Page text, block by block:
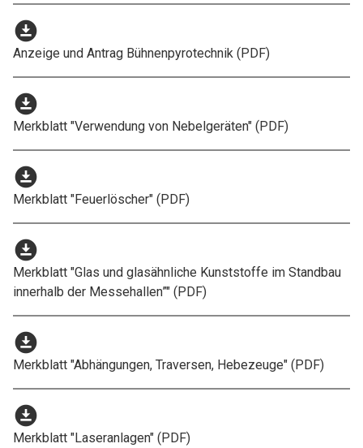
download_for_offline
Anzeige und Antrag Bühnenpyrotechnik (PDF)
download_for_offline
Merkblatt "Verwendung von Nebelgeräten" (PDF)
download_for_offline
Merkblatt "Feuerlöscher" (PDF)
download_for_offline
Merkblatt "Glas und glasähnliche Kunststoffe im Standbau
innerhalb der Messehallen”" (PDF)
download_for_offline
Merkblatt "Abhängungen, Traversen, Hebezeuge" (PDF)
download_for_offline
Merkblatt "Laseranlagen" (PDF)